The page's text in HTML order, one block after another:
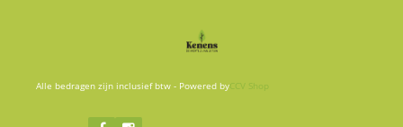
Alle bedragen zijn inclusief btw - Powered byCCV Shop